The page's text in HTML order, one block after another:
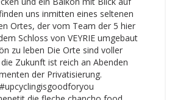
uns inmitten eines seltenen
Ortes, der vom Team der 5 hier
Schloss von VEYRIE umgebaut
zu leben Die Orte sind voller
Zukunft ist reich an Abenden
der Privatisierung.